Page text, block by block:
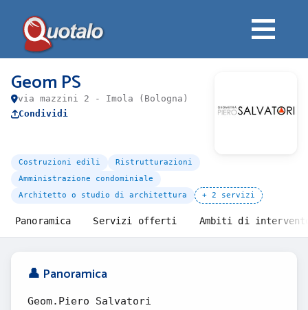
Geom PS
via mazzini 2 - Imola (Bologna)
Condividi
Costruzioni edili
Ristrutturazioni
Amministrazione condominiale
Architetto o studio di architettura
+ 2 servizi
Panoramica Servizi offerti Ambiti di
👤 Panoramica
Geom.Piero Salvatori